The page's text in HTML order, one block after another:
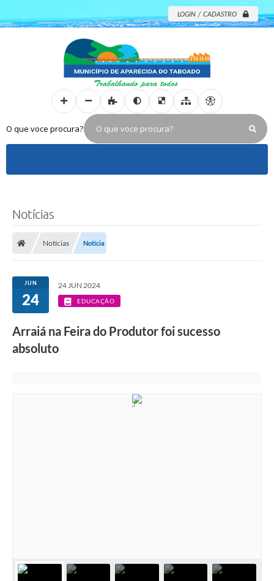
LOGIN / CADASTRO
O que voce procura?
Notícias
Notícias Notícia
JUN
24
24 JUN 2024
EDUCAÇÃO
Arraiá na Feira do Produtor foi sucesso
absoluto